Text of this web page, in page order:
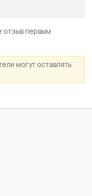
отзыв первым
могут оставлять